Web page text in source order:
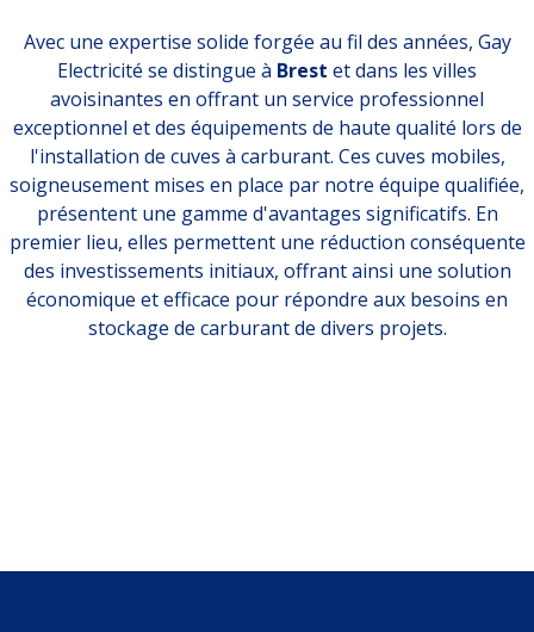
Avec une expertise solide forgée au fil des années, Gay
Electricité se distingue à Brest et dans les villes
avoisinantes en offrant un service professionnel
exceptionnel et des équipements de haute qualité lors de
l'installation de cuves à carburant. Ces cuves mobiles,
soigneusement mises en place par notre équipe qualifiée,
présentent une gamme d'avantages significatifs. En
premier lieu, elles permettent une réduction conséquente
des investissements initiaux, offrant ainsi une solution
économique et efficace pour répondre aux besoins en
stockage de carburant de divers projets.